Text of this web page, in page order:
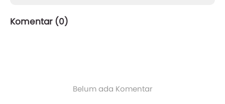
Komentar (0)
Belum ada Komentar